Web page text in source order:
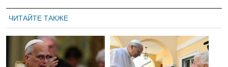
ЧИТАЙТЕ ТАКЖЕ